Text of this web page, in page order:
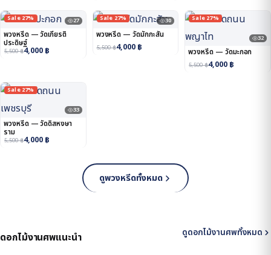
Sale 27% 27
พวงหรีด — วัดเกียรติ
ประดิษฐ์
5,500฿4,000 ฿
Sale 27% 30
พวงหรีด — วัดมักกะสัน
5,500฿4,000 ฿
Sale 27%
32
พวงหรีด — วัดมะกอก
5,500฿4,000 ฿
Sale 27%
33
พวงหรีด — วัดดิสหงษา
ราม
5,500฿4,000 ฿
ดูพวงหรีดทั้งหมด
ดอกไม้งานศพแนะนำ ดูดอกไม้งานศพทั้งหมด